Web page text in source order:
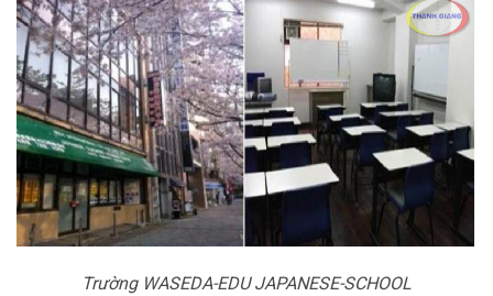
Trường WASEDA-EDU JAPANESE-SCHOOL